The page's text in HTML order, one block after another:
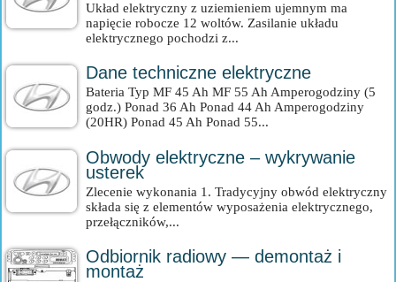
Układ elektryczny z uziemieniem ujemnym ma
napięcie robocze 12 woltów. Zasilanie układu
elektrycznego pochodzi z...
Dane techniczne elektryczne
Bateria Typ MF 45 Ah MF 55 Ah Amperogodziny (5
godz.) Ponad 36 Ah Ponad 44 Ah Amperogodziny
(20HR) Ponad 45 Ah Ponad 55...
Obwody elektryczne – wykrywanie
usterek
Zlecenie wykonania 1. Tradycyjny obwód elektryczny
składa się z elementów wyposażenia elektrycznego,
przełączników,...
Odbiornik radiowy — demontaż i
montaż